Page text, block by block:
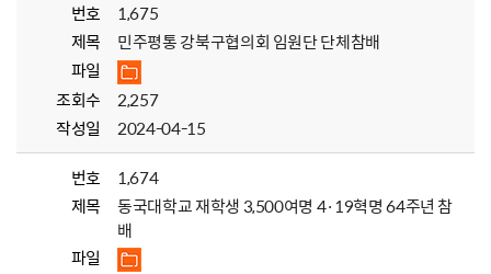
번호
1,675
제목
민주평통 강북구협의회 임원단 단체참배
파일
조회수
2,257
작성일
2024-04-15
번호
1,674
제목
동국대학교 재학생 3,500여명 4·19혁명 64주년 참
배
파일